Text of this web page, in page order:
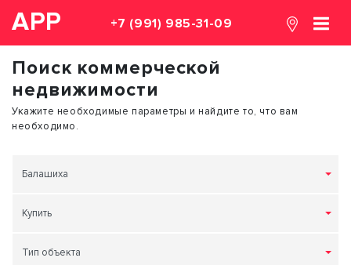
АРР +7 (991) 985-31-09
Поиск коммерческой
недвижимости
Укажите необходимые параметры и найдите то, что вам
необходимо.
Балашиха
Купить
Тип объекта